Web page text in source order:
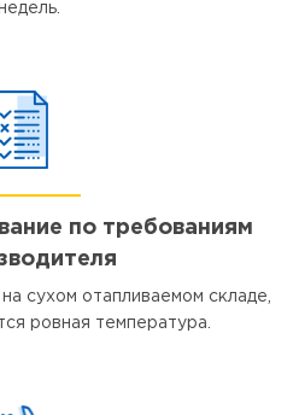
по требованиям
сухом отапливаемом складе,
ровная температура.